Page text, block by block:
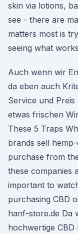
skin via lotions,
see - there are
matters most is
seeing what
Auch wenn wir
da eben auch
Service und
etwas frischen
These 5 Traps
brands sell
purchase from
these companies
important to
purchasing CBD
hanf-store.de Da
hochwertige